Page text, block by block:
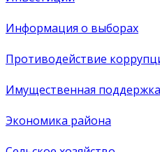
Информация о выборах
Противодействие
Имущественная
Экономика района